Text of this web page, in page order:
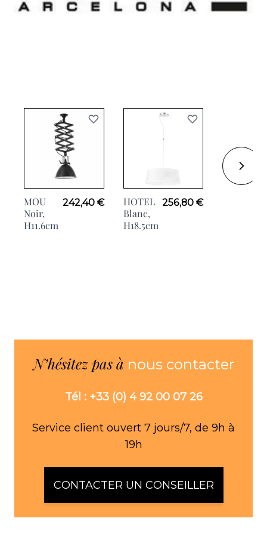
MOU
Noir,
H11.6cm
242,40 €
HOTEL
Blanc,
H18.5cm
256,80 €
N’hésitez pas à nous contacter
Tél : +33 (0) 4 92 00 07 26
Service client ouvert 7 jours/7, de 9h à
19h
CONTACTER UN CONSEILLER